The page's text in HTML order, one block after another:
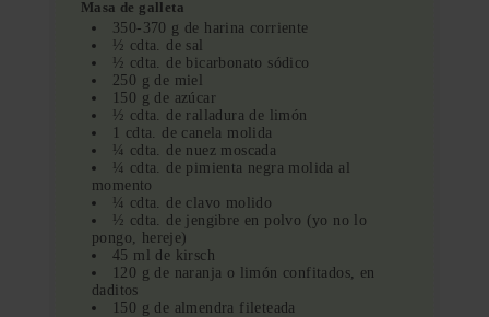
Masa de galleta
350-370 g de harina corriente
½ cdta. de sal
½ cdta. de bicarbonato sódico
250 g de miel
150 g de azúcar
½ cdta. de ralladura de limón
1 cdta. de canela molida
¼ cdta. de nuez moscada
¼ cdta. de pimienta negra molida al
momento
¼ cdta. de clavo molido
½ cdta. de jengibre en polvo (yo no lo
pongo, hereje)
45 ml de kirsch
120 g de naranja o limón confitados, en
daditos
150 g de almendra fileteada